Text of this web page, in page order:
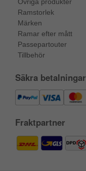
Ramstorlek
Märken
Ramar efter mått
Passepartouter
Tillbehör
Säkra betalningar
Fraktpartner